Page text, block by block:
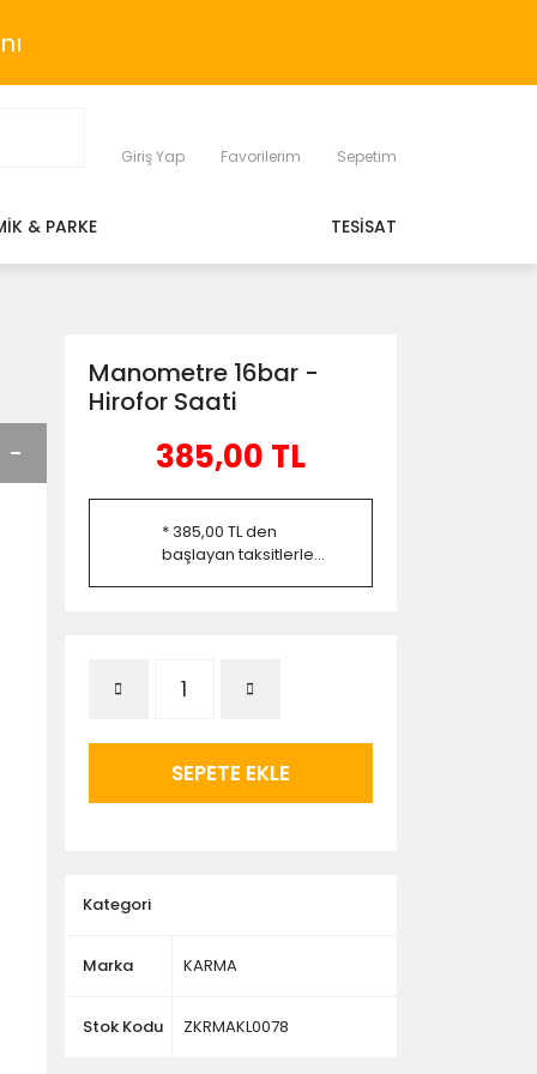
Giriş Yap Favorilerim Sepetim
& PARKE TESİSAT
Manometre 16bar -
Hirofor Saati
385,00 TL
* 385,00 TL den
başlayan taksitlerle...
SEPETE EKLE
Kategori
Marka KARMA
Stok Kodu ZKRMAKL0078